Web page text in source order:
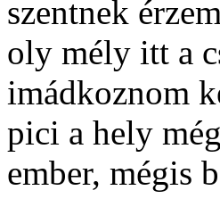
szentnek
oly mély itt a
imádkoznom
pici a hely
ember, mégis